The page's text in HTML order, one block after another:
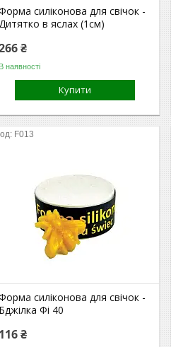
силіконова для свічок -
в яслах (1см)
₴
В наявності
Купити
F013
силіконова для свічок -
Бджілка Фі 40
116 ₴